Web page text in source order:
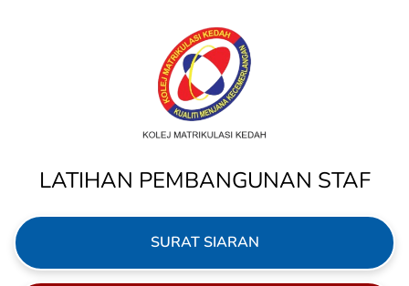
LATIHAN PEMBANGUNAN STAF
SURAT SIARAN